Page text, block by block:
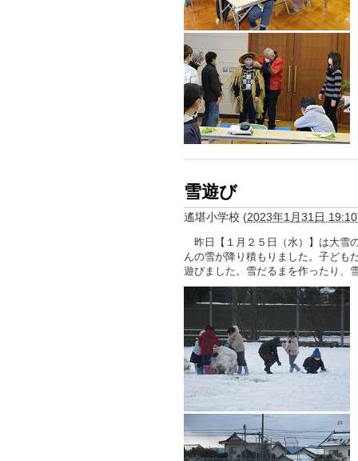
雪遊び
遙堪小学校 (2023年1月31日 19:10
昨日【１月２５日（水）】は大雪
んの雪が降り積もりました。子ども
遊びました。雪だるまを作ったり、